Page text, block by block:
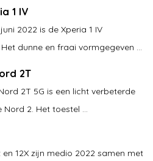
1 IV
2022 is de Xperia 1 IV
dunne en fraai vormgegeven ...
2T
2T 5G is een licht verbeterde
Nord 2. Het toestel ...
en 12X zijn medio 2022 samen met